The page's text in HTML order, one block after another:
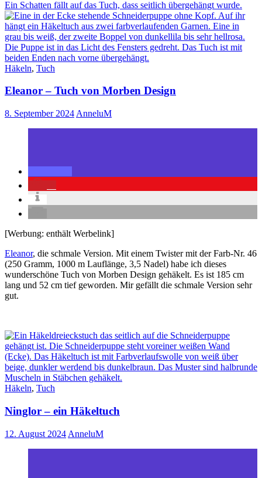
Häkeln, Tuch
Eleanor – Tuch von Morben Design
8. September 2024 AnneluM
[Werbung: enthält Werbelink]
Eleanor, die schmale Version. Mit einem Twister mit der Farb-Nr. 46
(250 Gramm, 1000 m Lauflänge, 3,5 Nadel) habe ich dieses
wunderschöne Tuch von Morben Design gehäkelt. Es ist 185 cm
lang und 52 cm tief geworden. Mir gefällt die schmale Version sehr
gut.
Häkeln, Tuch
Ninglor – ein Häkeltuch
12. August 2024 AnneluM